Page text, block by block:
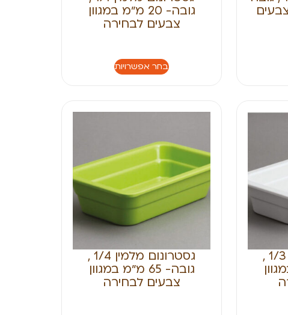
צבעים
גובה- 20 מ״מ במגוון
צבעים לבחירה
בחר אפשרויות
גסטרונום מלמין 1/3 ,
במגוון
גסטרונום מלמין 1/4 ,
גובה- 65 מ״מ במגוון
צבעים לבחירה